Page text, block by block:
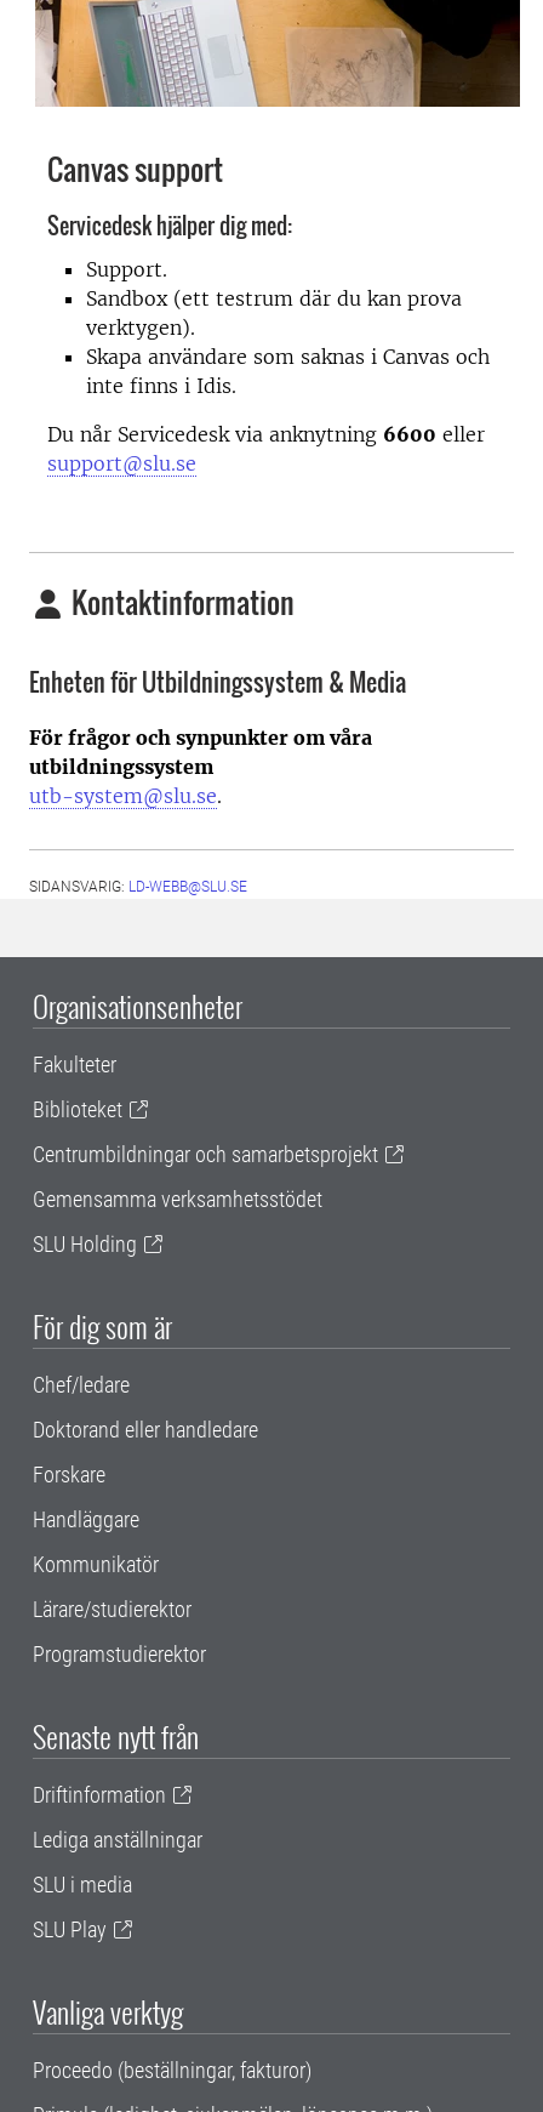
Canvas support
Servicedesk hjälper dig med:
Support.
Sandbox (ett testrum där du kan prova
verktygen).
Skapa användare som saknas i Canvas och
inte finns i Idis.
Du når Servicedesk via anknytning 6600 eller
support@slu.se
Kontaktinformation
Enheten för Utbildningssystem & Media
För frågor och synpunkter om våra
utbildningssystem
utb-system@slu.se.
SIDANSVARIG: LD-WEBB@SLU.SE
Organisationsenheter
Fakulteter
Biblioteket
Centrumbildningar och samarbetsprojekt
Gemensamma verksamhetsstödet
SLU Holding
För dig som är
Chef/ledare
Doktorand eller handledare
Forskare
Handläggare
Kommunikatör
Lärare/studierektor
Programstudierektor
Senaste nytt från
Driftinformation
Lediga anställningar
SLU i media
SLU Play
Vanliga verktyg
Proceedo (beställningar, fakturor)